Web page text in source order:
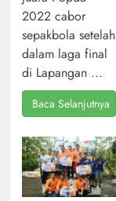
2022 cabor
sepakbola setelah
dalam laga final
di Lapangan ...
Baca Selanjutnya